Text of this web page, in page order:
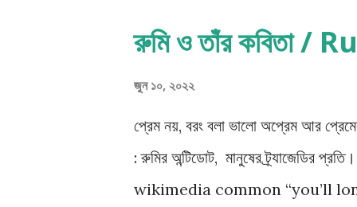
এলিয়েন উপাদান থাকার সম্ভবনা নেই। যা
অভিজ্ঞতা । ইশুরী দাস, উত্তর-পশ্চিম
খবর ছড়িয়ে পরার উত্তেজনা বর্ণন...
রুমি ও তাঁর কবিতা
জুন ১০, ২০২২
প্রেম নয়, বরং বলা ভালো অপ্রেম আর
: রুমির অন্টিডোট, মানুষের ট্র্যাজেডির
wikimedia common “you’ll